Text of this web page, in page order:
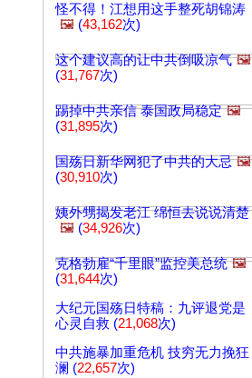
怪不得！江想用这手整死胡锦涛
🖼️ (43,162次)
这个建议高的让中共倒吸凉气 🖼️
(31,767次)
踢掉中共亲信 泰国政局稳定 🖼️
(31,895次)
国殇日新华网犯了中共的大忌 🖼️
(30,910次)
姨外甥揭发老江 绵恒去说说清楚
🖼️ (34,926次)
克格勃雇“千里眼”监控美总统 🖼️
(31,644次)
大纪元国殇日特稿：九评退党是
心灵自救 (21,068次)
中共施暴加重危机 技穷无力挽狂
澜 (22,657次)